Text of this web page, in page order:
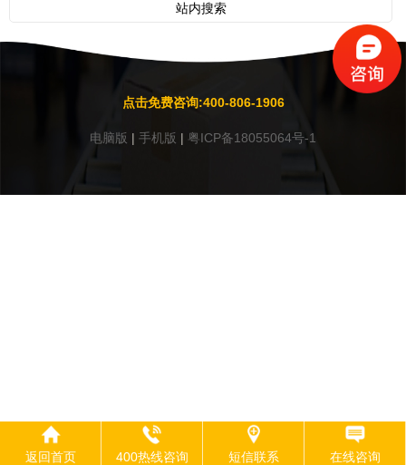
点击免费咨询:400-806-1906
电脑版 | 手机版 | 粤ICP备18055064号-1
返回首页 400热线咨询 短信联系 在线咨询